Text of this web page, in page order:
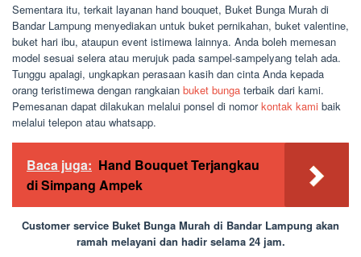
Sementara itu, terkait layanan hand bouquet, Buket Bunga Murah di
Bandar Lampung menyediakan untuk buket pernikahan, buket valentine,
buket hari ibu, ataupun event istimewa lainnya. Anda boleh memesan
model sesuai selera atau merujuk pada sampel-sampelyang telah ada.
Tunggu apalagi, ungkapkan perasaan kasih dan cinta Anda kepada
orang teristimewa dengan rangkaian buket bunga terbaik dari kami.
Pemesanan dapat dilakukan melalui ponsel di nomorkontak kami baik
melalui telepon atau whatsapp.
Baca juga: Hand Bouquet Terjangkau
di Simpang Ampek
Customer service Buket Bunga Murah di Bandar Lampung akan
ramah melayani dan hadir selama 24 jam.